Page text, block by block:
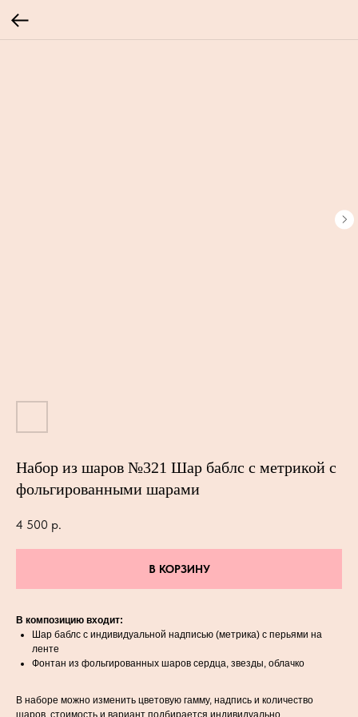
Набор из шаров №321 Шар баблс с метрикой с
фольгированными шарами
4 500 р.
В КОРЗИНУ
В композицию входит:
Шар баблс с индивидуальной надписью (метрика) с перьями на
ленте
Фонтан из фольгированных шаров сердца, звезды, облачко
В наборе можно изменить цветовую гамму, надпись и количество
шаров, стоимость и вариант подбирается индивидуально